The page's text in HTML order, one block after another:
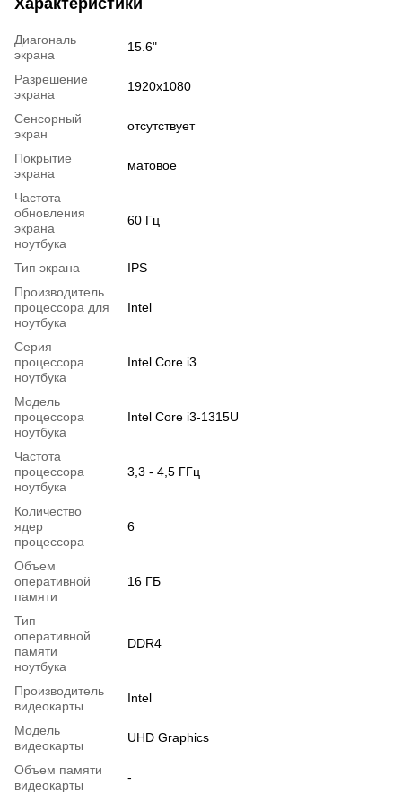
Диагональ
экрана
15.6"
Разрешение
экрана
1920x1080
Сенсорный
экран
отсутствует
Покрытие
экрана
матовое
Частота
обновления
экрана
ноутбука
60 Гц
Тип экрана
IPS
Производитель
процессора для
ноутбука
Intel
Серия
процессора
ноутбука
Intel Core i3
Модель
процессора
ноутбука
Intel Core i3-1315U
Частота
процессора
ноутбука
3,3 - 4,5 ГГц
Количество
ядер
процессора
6
Объем
оперативной
памяти
16 ГБ
Тип
оперативной
памяти
ноутбука
DDR4
Производитель
видеокарты
Intel
Модель
видеокарты
UHD Graphics
Объем памяти
видеокарты
-